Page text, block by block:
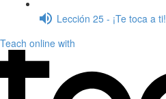
Lección 25 - ¡Te toca a ti!
Teach online with